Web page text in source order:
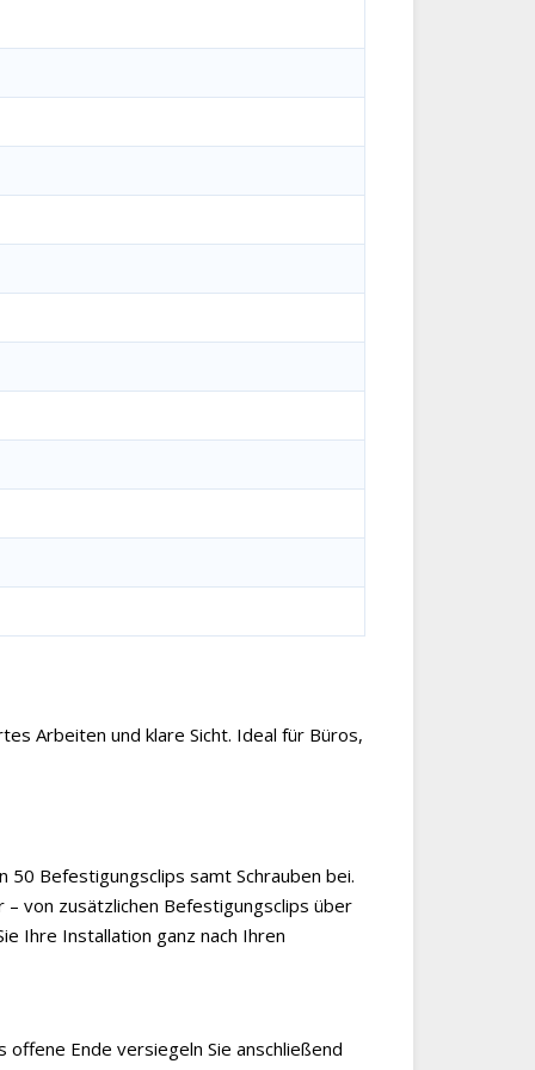
Arbeiten und klare Sicht. Ideal für Büros,
Befestigungsclips samt Schrauben bei.
von zusätzlichen Befestigungsclips über
Ihre Installation ganz nach Ihren
Ende versiegeln Sie anschließend